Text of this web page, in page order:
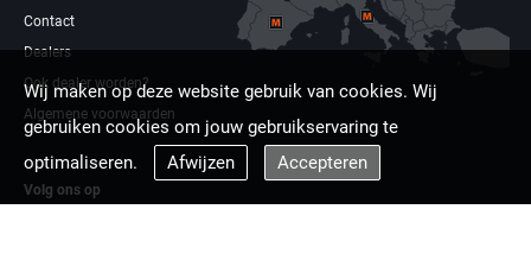
Contact
Dealers
Ook dealer worden?
Algemene voorwaarden
Volg ons op
Wij maken op deze website gebruik van cookies. Wij
gebruiken cookies om jouw gebruikservaring te
optimaliseren.
Afwijzen Accepteren